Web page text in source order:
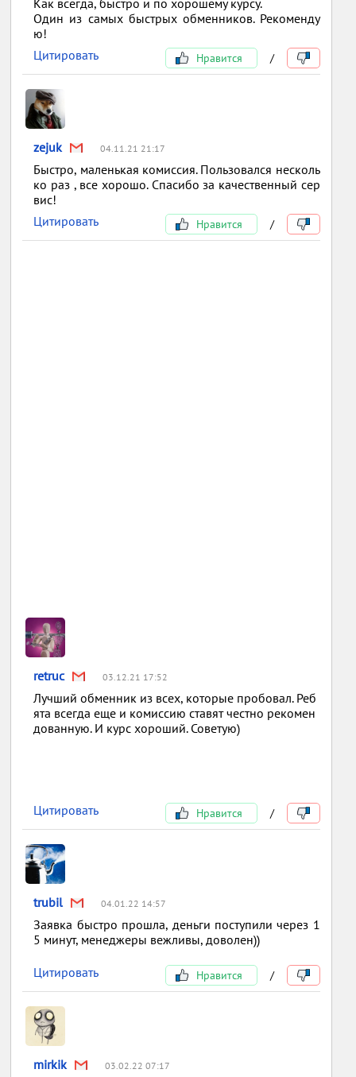
Один из самых быстрых обменников. Рекоменду
ю!
Цитировать
Нравится /
zejuk 04.11.21 21:17
Быстро, маленькая комиссия. Пользовался несколь
ко раз , все хорошо. Спасибо за качественный сер
вис!
Цитировать
Нравится /
retruc 03.12.21 17:52
Лучший обменник из всех, которые пробовал. Реб
ята всегда еще и комиссию ставят честно рекомен
дованную. И курс хороший. Советую)
Цитировать Нравится /
trubil 04.01.22 14:57
Заявка быстро прошла, деньги поступили через 1
5 минут, менеджеры вежливы, доволен))
Цитировать Нравится /
mirkik 03.02.22 07:17